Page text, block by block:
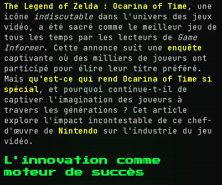
The Legend of Zelda : Ocarina of Time , une
icône indiscutable dans l'univers des jeux
vidéo, a été sacré comme le meilleur jeu de
tous les temps par les lecteurs de Game
Informer. Cette annonce suit une enquête
captivante où des milliers de joueurs ont
participé pour élire leur titre préféré.
Mais qu'est-ce qui rend Ocarina of Time si
spécial, et pourquoi continue-t-il de
captiver l'imagination des joueurs à
travers les générations ? Cet article
explore l'impact incontestable de ce chef-
d'œuvre de Nintendo sur l'industrie du jeu
vidéo.
L'innovation comme
moteur de succès